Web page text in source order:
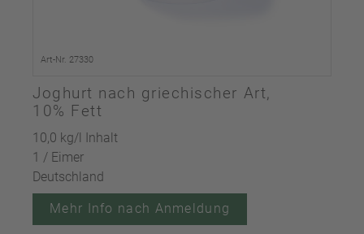
Art-Nr. 27330
Joghurt nach griechischer Art,
10% Fett
10,0 kg/l Inhalt
1 / Eimer
Deutschland
Mehr Info nach Anmeldung